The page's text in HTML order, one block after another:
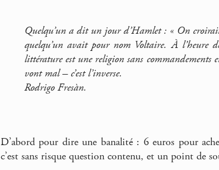
Quelqu’un a dit un jour d’Hamlet : « On
quelqu’un avait pour nom Voltaire. À l’heure
littérature est une religion sans commandements
vont mal – c’est l’inverse.
Rodrigo Fresàn.
D’abord pour dire une banalité : 6 euros pour
c’est sans risque question contenu, et un point de